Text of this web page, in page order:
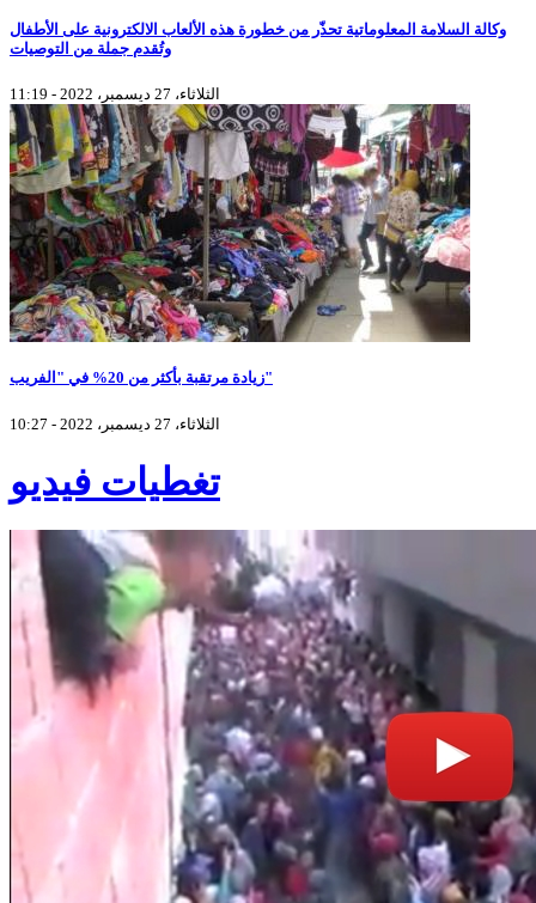
وكالة السلامة المعلوماتية تحذّر من خطورة هذه الألعاب الالكترونية على الأطفال
وتُقدم جملة من التوصيات
الثلاثاء، 27 ديسمبر، 2022 - 11:19
زيادة مرتقبة بأكثر من 20% في "الفريب"
الثلاثاء، 27 ديسمبر، 2022 - 10:27
تغطيات فيديو